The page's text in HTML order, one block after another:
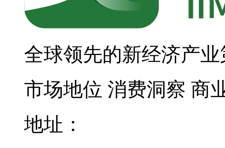
全球领先的新经济产
市场地位 消费洞察 商
地址：